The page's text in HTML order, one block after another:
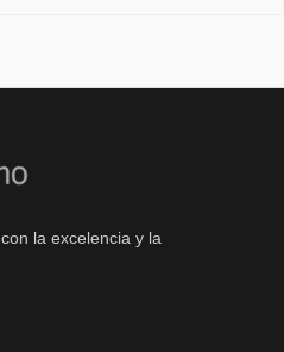
la excelencia y la